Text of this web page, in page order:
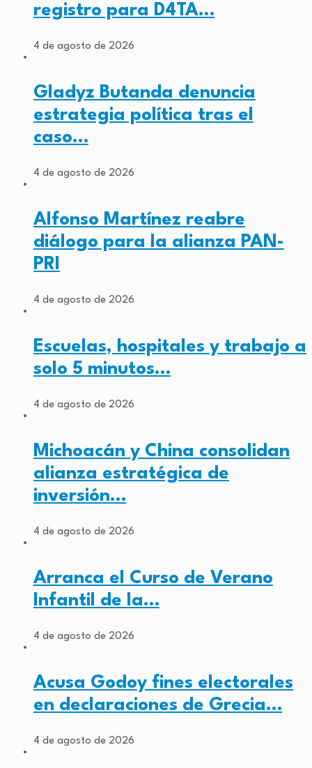
registro para D4TA…
4 de agosto de 2026
Gladyz Butanda denuncia
estrategia política tras el
caso…
4 de agosto de 2026
Alfonso Martínez reabre
diálogo para la alianza PAN-
PRI
4 de agosto de 2026
Escuelas, hospitales y trabajo a
solo 5 minutos…
4 de agosto de 2026
Michoacán y China consolidan
alianza estratégica de
inversión…
4 de agosto de 2026
Arranca el Curso de Verano
Infantil de la…
4 de agosto de 2026
Acusa Godoy fines electorales
en declaraciones de Grecia…
4 de agosto de 2026